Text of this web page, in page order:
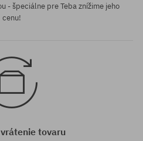
- špeciálne pre Teba znížime jeho
cenu!
tovaru